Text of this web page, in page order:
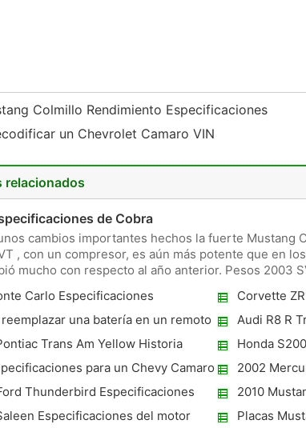
Colmillo Rendimiento Especificaciones
un Chevrolet Camaro VIN
relacionados
de Cobra
cambios importantes hechos la fuerte Mustang
, con un compresor, es aún más potente que en
mucho con respecto al año anterior. Pesos 2003
Carlo Especificaciones
Corvette
una batería en un remoto
Audi R8 R
Trans Am Yellow Historia
Honda
para un Chevy Camaro
2002
Thunderbird Especificaciones
2010
Especificaciones del motor
Placas